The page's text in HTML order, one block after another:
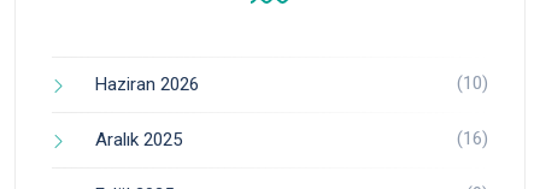
Haziran 2026 (10)
Aralık 2025 (16)